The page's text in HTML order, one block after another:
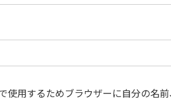
使用するためブラウザーに自分の名